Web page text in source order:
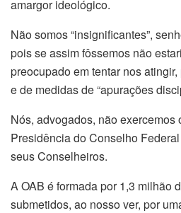
amargor ideológico.
Não somos “insignificantes”,
pois se assim fôssemos não
preocupado em tentar nos
e de medidas de “apurações
Nós, advogados, não exercemos
Presidência do Conselho
seus Conselheiros.
A OAB é formada por 1,3 milhão
submetidos, ao nosso ver, por